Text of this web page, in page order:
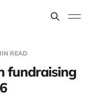
READ
fundraising